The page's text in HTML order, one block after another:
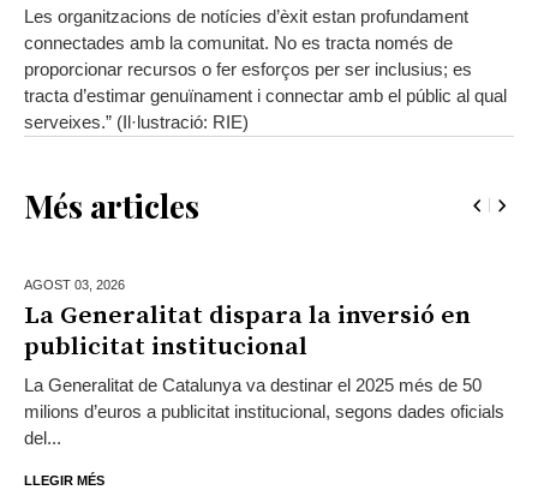
Les organitzacions de notícies d’èxit estan profundament
connectades amb la comunitat. No es tracta només de
proporcionar recursos o fer esforços per ser inclusius; es
tracta d’estimar genuïnament i connectar amb el públic al qual
serveixes.” (Il·lustració: RIE)
Més articles
AGOST 03, 2026
La Generalitat dispara la inversió en
publicitat institucional
La Generalitat de Catalunya va destinar el 2025 més de 50
milions d’euros a publicitat institucional, segons dades oficials
del...
LLEGIR MÉS